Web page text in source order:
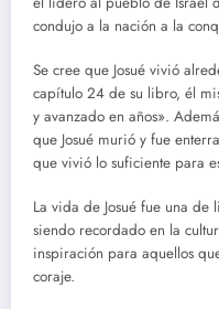
condujo a la nación a la
Se cree que Josué vivió
capítulo 24 de su libro, él
y avanzado en años».
que Josué murió y fue
que vivió lo suficiente para
La vida de Josué fue una
siendo recordado en la
inspiración para aquellos
coraje.